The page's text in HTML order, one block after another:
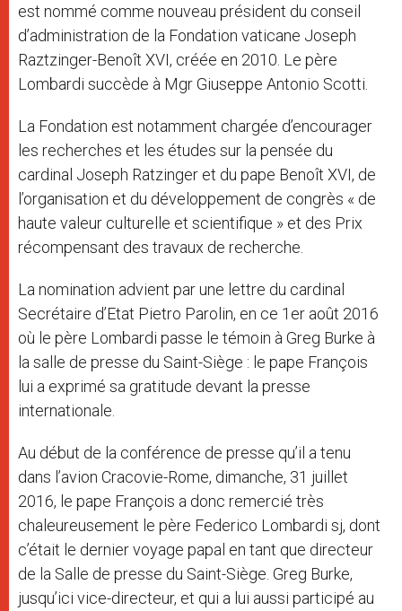
est nommé comme nouveau président du conseil
d’administration de la Fondation vaticane Joseph
Raztzinger-Benoît XVI, créée en 2010. Le père
Lombardi succède à Mgr Giuseppe Antonio Scotti.
La Fondation est notamment chargée d’encourager
les recherches et les études sur la pensée du
cardinal Joseph Ratzinger et du pape Benoît XVI, de
l’organisation et du développement de congrès « de
haute valeur culturelle et scientifique » et des Prix
récompensant des travaux de recherche.
La nomination advient parune lettre du cardinal
Secrétaire d’Etat Pietro Parolin, en ce 1er août 2016
où le père Lombardi passe le témoin à Greg Burke à
la salle de presse du Saint-Siège : le pape François
lui a exprimé sa gratitude devant la presse
internationale.
Au début de la conférence de presse qu’il a tenu
dans l’avion Cracovie-Rome, dimanche, 31 juillet
2016, le pape François a donc remercié très
chaleureusement le père Federico Lombardi sj, dont
c’était le dernier voyage papal en tant que directeur
de la Salle de presse du Saint-Siège. Greg Burke,
jusqu’ici vice-directeur, et qui a lui aussi participé au